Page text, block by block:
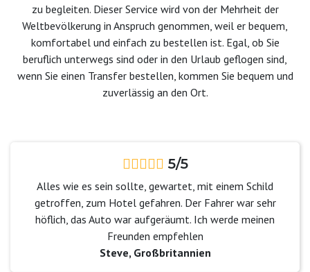
zu begleiten. Dieser Service wird von der Mehrheit der
Weltbevölkerung in Anspruch genommen, weil er bequem,
komfortabel und einfach zu bestellen ist. Egal, ob Sie
beruflich unterwegs sind oder in den Urlaub geflogen sind,
wenn Sie einen Transfer bestellen, kommen Sie bequem und
zuverlässig an den Ort.
5/5
Alles wie es sein sollte, gewartet, mit einem Schild
getroffen, zum Hotel gefahren. Der Fahrer war sehr
höflich, das Auto war aufgeräumt. Ich werde meinen
Freunden empfehlen
Steve, Großbritannien